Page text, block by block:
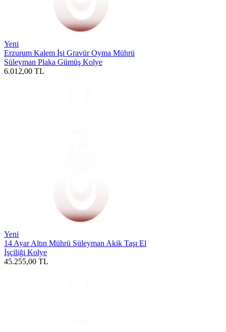
Yeni
Erzurum Kalem İşi Gravür Oyma Mührü
Süleyman Plaka Gümüş Kolye
6.012,00 TL
Yeni
14 Ayar Altın Mührü Süleyman Akik Taşı El
İşçiliği Kolye
45.255,00 TL